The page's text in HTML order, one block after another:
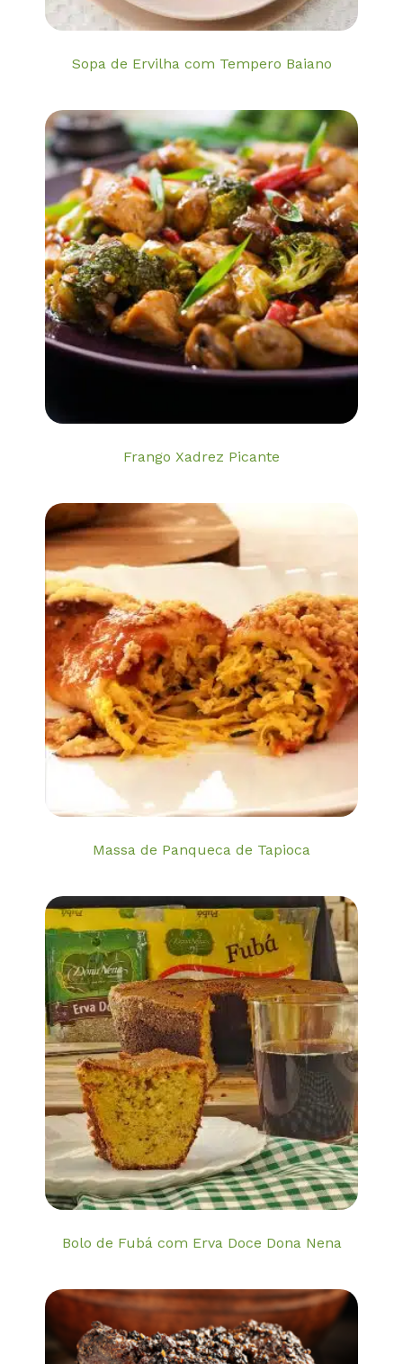
Sopa de Ervilha com Tempero Baiano
Frango Xadrez Picante
Massa de Panqueca de Tapioca
Bolo de Fubá com Erva Doce Dona Nena